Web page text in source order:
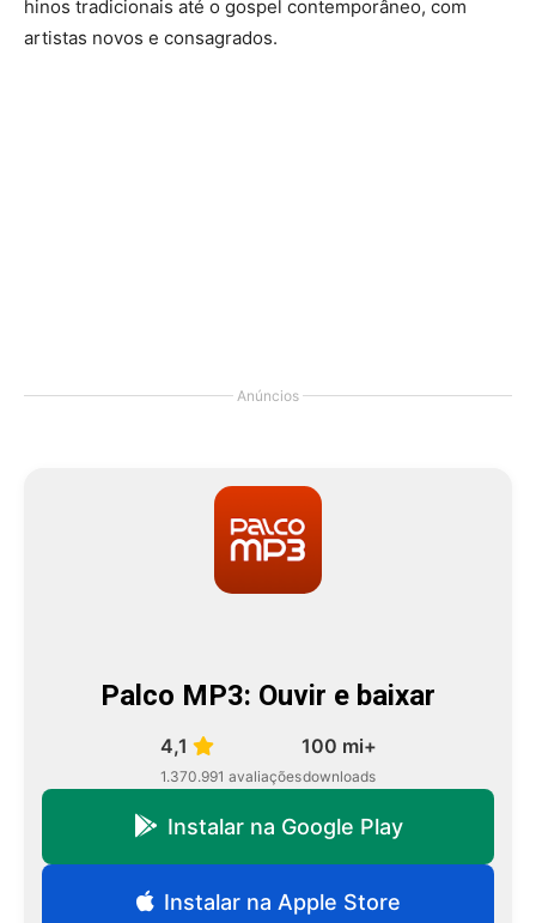
hinos tradicionais até o gospel contemporâneo, com
artistas novos e consagrados.
Anúncios
Palco MP3: Ouvir e baixar
4,1
1.370.991 avaliações
100 mi+
downloads
Instalar na Google Play
Instalar na Apple Store